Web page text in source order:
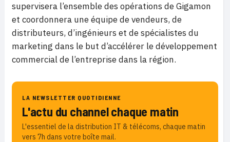
supervisera l’ensemble des opérations de Gigamon
et coordonnera une équipe de vendeurs, de
distributeurs, d’ingénieurs et de spécialistes du
marketing dans le but d’accélérer le développement
commercial de l’entreprise dans la région.
LA NEWSLETTER QUOTIDIENNE
L'actu du channel chaque matin
L'essentiel de la distribution IT & télécoms, chaque matin
vers 7h dans votre boîte mail.